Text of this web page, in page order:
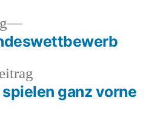
Beitrag:ganz vorne
Nächster
Beitrag: